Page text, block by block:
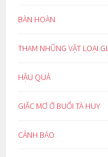
BÀN HOÀN
THAM NHŨNG VẶT LOẠI
HẬU QUẢ
GIẤC MƠ Ở BUỔI TÀ HUY
CẢNH BÁO